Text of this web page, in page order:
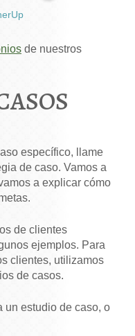
de nuestros
específico, llame
de caso. Vamos a
a explicar cómo
de clientes
ejemplos. Para
clientes, utilizamos
de casos.
un estudio de caso, o